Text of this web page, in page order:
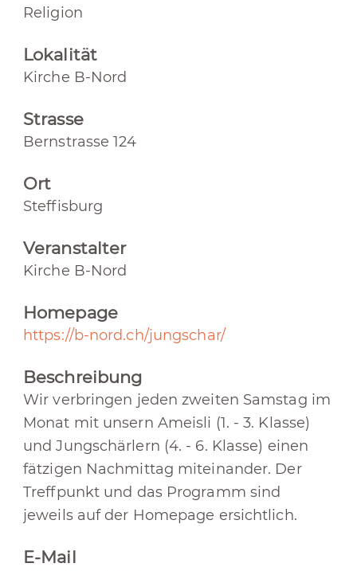
Religion
Lokalität
Kirche B-Nord
Strasse
Bernstrasse 124
Ort
Steffisburg
Veranstalter
Kirche B-Nord
Homepage
https://b-nord.ch/jungschar/
Beschreibung
Wir verbringen jeden zweiten Samstag im
Monat mit unsern Ameisli (1. - 3. Klasse)
und Jungschärlern (4. - 6. Klasse) einen
fätzigen Nachmittag miteinander. Der
Treffpunkt und das Programm sind
jeweils auf der Homepage ersichtlich.
E-Mail